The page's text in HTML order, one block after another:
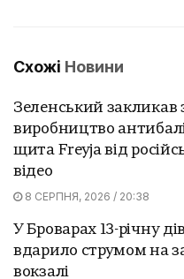
Схожі Новини
Зеленський закликав
виробництво
щита Freyja від
відео
8 СЕРПНЯ, 2026 / 20:38
У Броварах 13-річну
вдарило струмом на
вокзалі